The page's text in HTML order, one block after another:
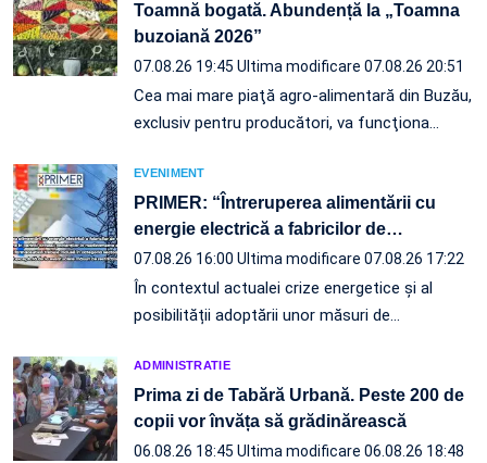
Toamnă bogată. Abundență la „Toamna
buzoiană 2026”
07.08.26 19:45 Ultima modificare 07.08.26 20:51
Cea mai mare piaţă agro-alimentară din Buzău,
exclusiv pentru producători, va funcţiona…
EVENIMENT
PRIMER: “Întreruperea alimentării cu
energie electrică a fabricilor de…
07.08.26 16:00 Ultima modificare 07.08.26 17:22
În contextul actualei crize energetice și al
posibilității adoptării unor măsuri de…
ADMINISTRATIE
Prima zi de Tabără Urbană. Peste 200 de
copii vor învăța să grădinărească
06.08.26 18:45 Ultima modificare 06.08.26 18:48